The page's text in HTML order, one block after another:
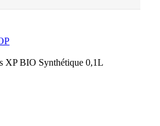
XP BIO Synthétique 0,1L